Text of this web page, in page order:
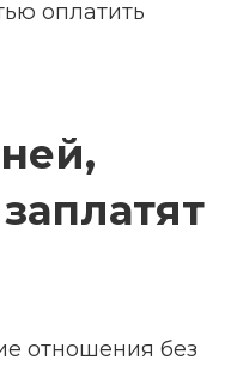
оплатить
отношения без